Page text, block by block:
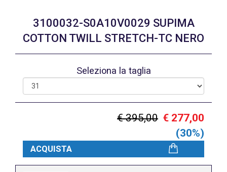
3100032-S0A10V0029 SUPIMA
COTTON TWILL STRETCH-TC NERO
Seleziona la taglia
€ 395,00 € 277,00
(30%)
ACQUISTA